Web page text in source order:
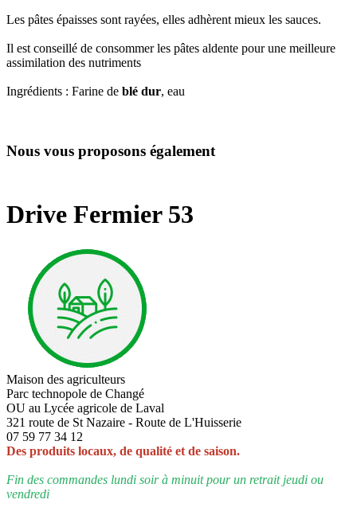
Les pâtes épaisses sont rayées, elles adhèrent mieux les sauces.
Il est conseillé de consommer les pâtes aldente pour une meilleure
assimilation des nutriments
Ingrédients : Farine de blé dur, eau
Nous vous proposons également
Drive Fermier 53
Maison des agriculteurs
Parc technopole de Changé
OU au Lycée agricole de Laval
321 route de St Nazaire - Route de L'Huisserie
07 59 77 34 12
Des produits locaux, de qualité et de saison.
Fin des commandes lundi soir à minuit pour un retrait jeudi ou
vendredi